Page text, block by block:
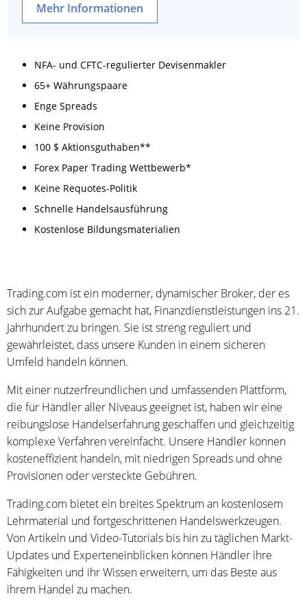
Mehr Informationen
NFA- und CFTC-regulierter Devisenmakler
65+ Währungspaare
Enge Spreads
Keine Provision
100 $ Aktionsguthaben**
Forex Paper Trading Wettbewerb*
Keine Requotes-Politik
Schnelle Handelsausführung
Kostenlose Bildungsmaterialien
Trading.com ist ein moderner, dynamischer Broker, der es
sich zur Aufgabe gemacht hat, Finanzdienstleistungen ins 21.
Jahrhundert zu bringen. Sie ist streng reguliert und
gewährleistet, dass unsere Kunden in einem sicheren
Umfeld handeln können.
Mit einer nutzerfreundlichen und umfassenden Plattform,
die für Händler aller Niveaus geeignet ist, haben wir eine
reibungslose Handelserfahrung geschaffen und gleichzeitig
komplexe Verfahren vereinfacht. Unsere Händler können
kosteneffizient handeln, mit niedrigen Spreads und ohne
Provisionen oder versteckte Gebühren.
Trading.com bietet ein breites Spektrum an kostenlosem
Lehrmaterial und fortgeschrittenen Handelswerkzeugen.
Von Artikeln und Video-Tutorials bis hin zu täglichen Markt-
Updates und Experteneinblicken können Händler ihre
Fähigkeiten und ihr Wissen erweitern, um das Beste aus
ihrem Handel zu machen.